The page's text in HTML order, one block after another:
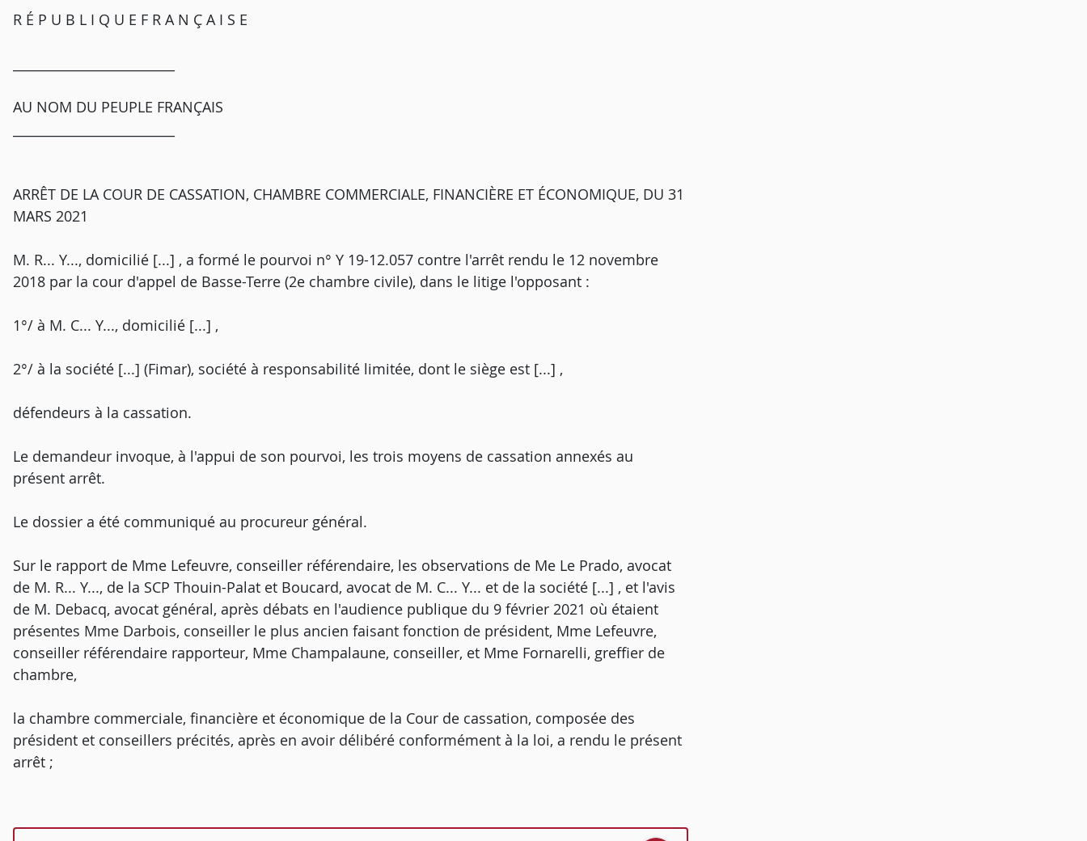
R É P U B L I Q U E F R A N Ç A I S E
AU NOM DU PEUPLE FRANÇAIS
ARRÊT DE LA COUR DE CASSATION, CHAMBRE COMMERCIALE, FINANCIÈRE ET ÉCONOMIQUE, DU 31
MARS 2021
M. R... Y..., domicilié [...] , a formé le pourvoi n° Y 19-12.057 contre l'arrêt rendu le 12 novembre
2018 par la cour d'appel de Basse-Terre (2e chambre civile), dans le litige l'opposant :
1°/ à M. C... Y..., domicilié [...] ,
2°/ à la société [...] (Fimar), société à responsabilité limitée, dont le siège est [...] ,
défendeurs à la cassation.
Le demandeur invoque, à l'appui de son pourvoi, les trois moyens de cassation annexés au
présent arrêt.
Le dossier a été communiqué au procureur général.
Sur le rapport de Mme Lefeuvre, conseiller référendaire, les observations de Me Le Prado, avocat
de M. R... Y..., de la SCP Thouin-Palat et Boucard, avocat de M. C... Y... et de la société [...] , et l'avis
de M. Debacq, avocat général, après débats en l'audience publique du 9 février 2021 où étaient
présentes Mme Darbois, conseiller le plus ancien faisant fonction de président, Mme Lefeuvre,
conseiller référendaire rapporteur, Mme Champalaune, conseiller, et Mme Fornarelli, greffier de
chambre,
la chambre commerciale, financière et économique de la Cour de cassation, composée des
président et conseillers précités, après en avoir délibéré conformément à la loi, a rendu le présent
arrêt ;